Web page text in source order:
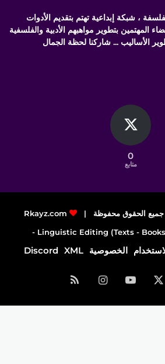
، شبكة إبداعية تهتم بتقديم الأدوات
المهتمين بتطوير مواهبهم الأدبية والفلسفية
الأساليب ... شاركنا لحظة الجمال
0
متابع
Rkayz.com
Linguistic Editing (Texts -
الخصوصية XML
Discord
‫YouTubeانستقرامملخص
الموقع